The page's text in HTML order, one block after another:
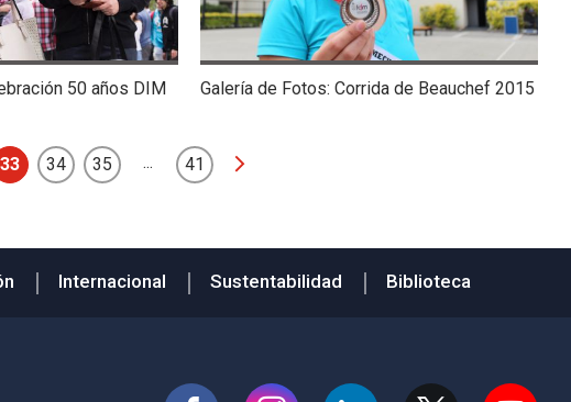
50 años DIM Galería de Fotos: Corrida de Beauchef 2015
33 34 35 ... 41
Internacional Sustentabilidad Biblioteca